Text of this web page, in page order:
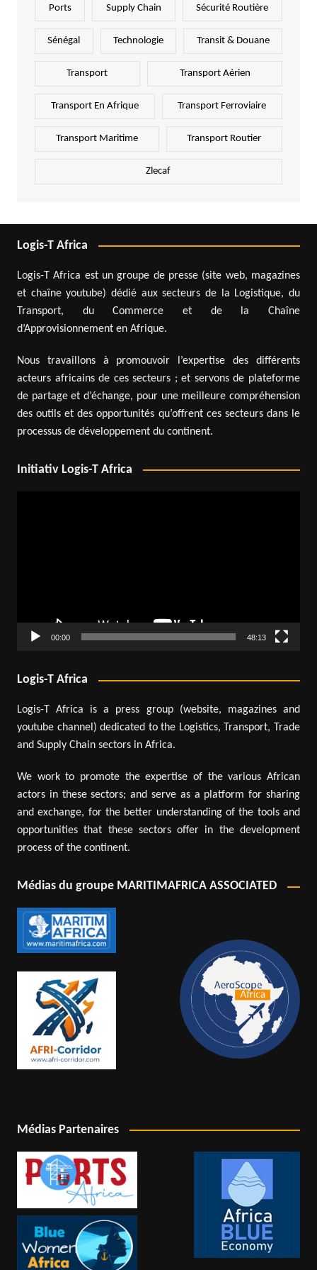
Ports Supply Chain Sécurité Routière
Sénégal Technologie Transit & Douane
Transport Transport Aérien
Transport En Afrique Transport Ferroviaire
Transport Maritime Transport Routier
Zlecaf
Logis-T Africa
Logis-T Africa est un groupe de presse (site web, magazines
et chaîne youtube) dédié aux secteurs de la Logistique, du
Transport, du Commerce et de la Chaîne
d’Approvisionnement en Afrique.
Nous travaillons à promouvoir l’expertise des différents
acteurs africains de ces secteurs ; et servons de plateforme
de partage et d’échange, pour une meilleure compréhension
des outils et des opportunités qu’offrent ces secteurs dans le
processus de développement du continent.
Initiativ Logis-T Africa
00:00 48:13
Logis-T Africa
Logis-T Africa is a press group (website, magazines and
youtube channel) dedicated to the Logistics, Transport, Trade
and Supply Chain sectors in Africa.
We work to promote the expertise of the various African
actors in these sectors; and serve as a platform for sharing
and exchange, for the better understanding of the tools and
opportunities that these sectors offer in the development
process of the continent.
Médias du groupe MARITIMAFRICA ASSOCIATED
Médias Partenaires